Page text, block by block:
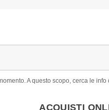
A questo scopo, cerca le
ACQUISTI